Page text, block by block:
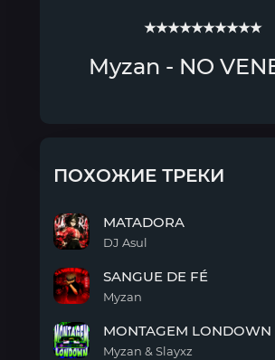
★★★★★★★★★★
Myzan - NO
ПОХОЖИЕ ТРЕКИ
MATADORA
DJ Asul
DE
FÉ
SANGUE DE FÉ
Myzan
MONTAGEM LONDOWN
Myzan & Slayxz